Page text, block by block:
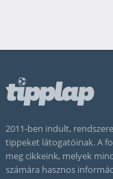
2011-ben indult,
tippeket látogatóinak. A
meg cikkeink, melyek
számára hasznos